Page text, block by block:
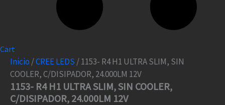
Cart
Inicio /CREE LEDS / 1153- R4 H1 ULTRA SLIM, SIN
COOLER, C/DISIPADOR, 24.000LM 12V
1153- R4 H1 ULTRA SLIM, SIN COOLER,
C/DISIPADOR, 24.000LM 12V